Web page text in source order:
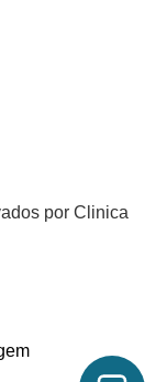
por Clinica